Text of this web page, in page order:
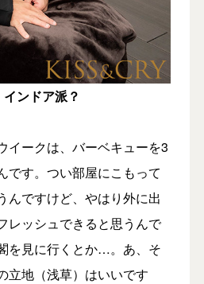
ンドア派？
ークは、バーベキューを3
です。つい部屋にこもって
んですけど、やはり外に出
レッシュできると思うんで
を見に行くとか…。あ、そ
立地（浅草）はいいです